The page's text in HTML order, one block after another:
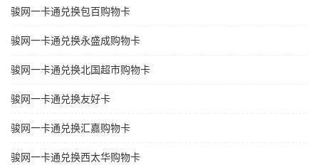
骏网一卡通兑换包百购物卡
骏网一卡通兑换永盛成购物卡
骏网一卡通兑换北国超市购物卡
骏网一卡通兑换友好卡
骏网一卡通兑换汇嘉购物卡
骏网一卡通兑换西太华购物卡